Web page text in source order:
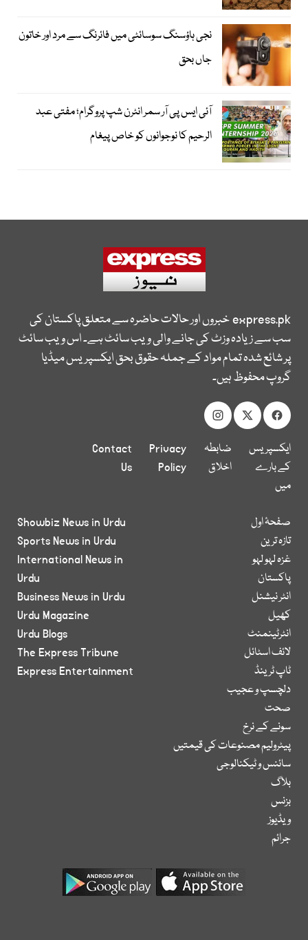
نجی ہاؤسنگ سوسائٹی میں فائرنگ سے مرد اور خاتون
جاں بحق
آئی ایس پی آر سمر انٹرن شپ پروگرام؛ مفتی عبد
الرحیم کا نوجوانوں کو خاص پیغام
express.pkخبروں اور حالات حاضرہ سے متعلق پاکستان کی
سب سے زیادہ وزٹ کی جانے والی ویب سائٹ ہے۔ اس ویب سائٹ
پر شائع شدہ تمام مواد کے جملہ حقوق بحق ایکسپریس میڈیا
گروپ محفوظ ہیں۔
ایکسپریس
کے بارے
میں
ضابطہ
اخلاق
Privacy
Policy
Contact
Us
صفحۂ اول
تازہ ترین
غزہ لہو لہو
پاکستان
انٹر نیشنل
کھیل
انٹرٹینمنٹ
لائف اسٹائل
ٹاپ ٹرینڈ
دلچسپ و عجیب
صحت
سونے کے نرخ
پیٹرولیم مصنوعات کی قیمتیں
سائنس و ٹیکنالوجی
بلاگ
بزنس
ویڈیوز
جرائم
Showbiz News in Urdu
Sports News in Urdu
International News in
Urdu
Business News in Urdu
Urdu Magazine
Urdu Blogs
The Express Tribune
Express Entertainment